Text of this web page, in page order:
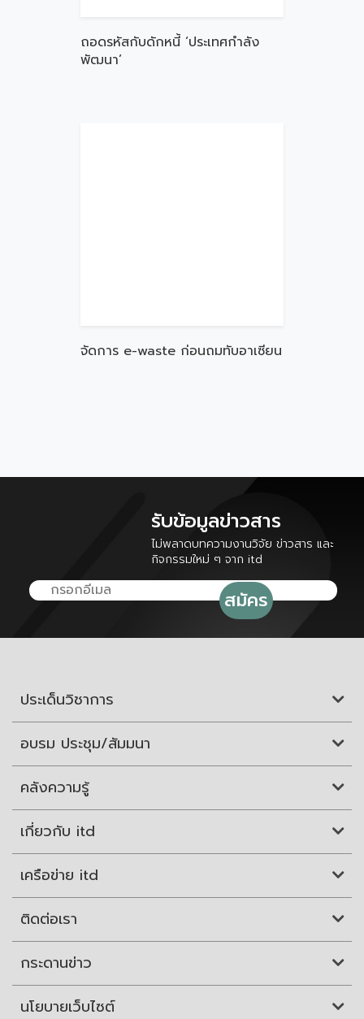
ถอดรหัสกับดักหนี้ ‘ประเทศกำลัง
พัฒนา’
จัดการ e-waste ก่อนถมทับอาเซียน
รับข้อมูลข่าวสาร
ไม่พลาดบทความงานวิจัย ข่าวสาร และ
กิจกรรมใหม่ ๆ จาก itd
ประเด็นวิชาการ
อบรม ประชุม/สัมมนา
คลังความรู้
เกี่ยวกับ itd
เครือข่าย itd
ติดต่อเรา
กระดานข่าว
นโยบายเว็บไซต์